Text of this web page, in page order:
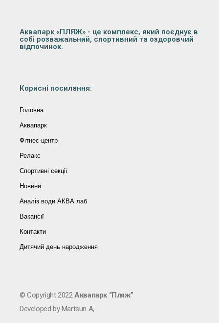
Аквапарк «ПЛЯЖ» - це комплекс, який поєднує в
собі розважальний, спортивний та оздоровчий
відпочинок.
Корисні посилання:
Головна
Аквапарк
Фітнес-центр
Релакс
Спортивні секції
Новини
Аналіз води АКВА лаб​
Вакансії
Контакти
Дитячий день народження
© Copyright 2022Аквапарк “Пляж”
Developed by Martsun A,.